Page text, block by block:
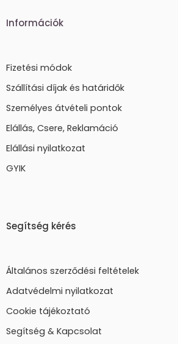
Információk
Fizetési módok
Szállítási díjak és határidők
Személyes átvételi pontok
Elállás, Csere, Reklamáció
Elállási nyilatkozat
GYIK
Segítség kérés
Általános szerződési feltételek
Adatvédelmi nyilatkozat
Cookie tájékoztató
Segítség & Kapcsolat